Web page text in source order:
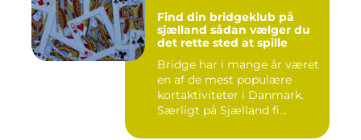
Find din bridgeklub på
sjælland sådan vælger du
det rette sted at spille
Bridge har i mange år været
en af de mest populære
kortaktiviteter i Danmark.
Særligt på Sjælland fi...